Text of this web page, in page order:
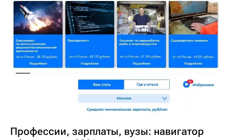
Профессии, зарплаты, вузы: навигатор